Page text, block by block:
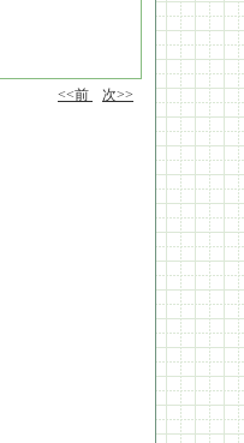
<<前 次>>